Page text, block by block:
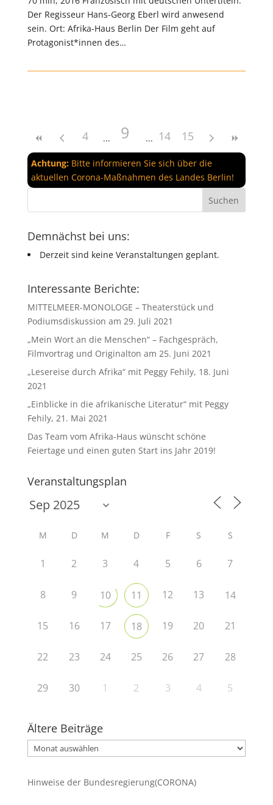
Der Regisseur Hans-Georg Eberl wird anwesend
sein. Ort: Afrika-Haus Berlin Der Film geht auf
Protagonist*innen des…
4 9 14 15
Achtung:Bitte informieren Sie sich über die
aktuellen Corona-Maßnahmen des Landes Berlin!
Demnächst bei uns:
Derzeit sind keine Veranstaltungen geplant.
Interessante Berichte:
MITTELMEER-MONOLOGE – Theaterstück und
Podiumsdiskussion am 29. Juli 2021
„Mein Wort an die Menschen“ – Fachgespräch,
Filmvortrag und Originalton am 25. Juni 2021
„Lesereise durch Afrika“ mit Peggy Fehily, 18. Juni
2021
„Einblicke in die afrikanische Literatur“ mit Peggy
Fehily, 21. Mai 2021
Das Team vom Afrika-Haus wünscht schöne
Feiertage und einen guten Start ins Jahr 2019!
Veranstaltungsplan
M D M D F S S
1 2 3 4 5 6 7
8 9 10 11 12 13 14
15 16 17 18 19 20 21
22 23 24 25 26 27 28
29 30 1 2 3 4 5
Ältere Beiträge
Ältere
Beiträge
Hinweise der Bundesregierung(CORONA)